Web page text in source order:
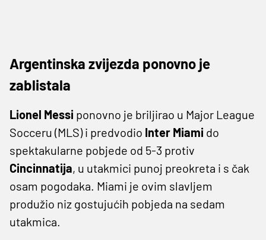
Argentinska zvijezda ponovno je
zablistala
Lionel Messi ponovno je briljirao u Major League
Socceru (MLS) i predvodio Inter Miami do
spektakularne pobjede od 5-3 protiv
Cincinnatija, u utakmici punoj preokreta i s čak
osam pogodaka. Miami je ovim slavljem
produžio niz gostujućih pobjeda na sedam
utakmica.